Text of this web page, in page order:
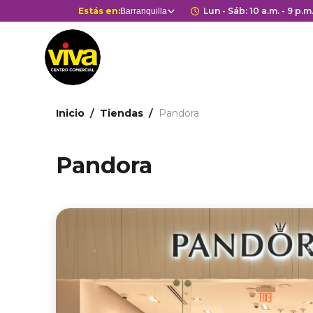
al
contenido
principal
Selector
de
centros
comerciales
Estás en:Estás en
Barranquilla Horario de
Lun - Sáb: 10 a.m. - 9
Ruta
de
Inicio Tiendas Pandora
Pandora